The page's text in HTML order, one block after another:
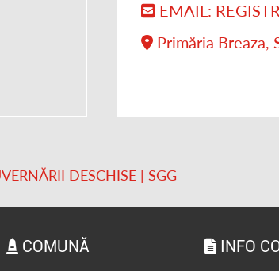
EMAIL:
Primăria Breaza,
DESCHISE | SGG
COMUNĂ INFO